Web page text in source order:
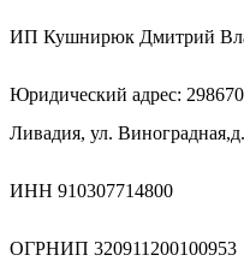
ИП Кушнирюк Дмитрий
Юридический адрес:
Ливадия, ул.
ИНН 910307714800
ОГРНИП 320911200100953